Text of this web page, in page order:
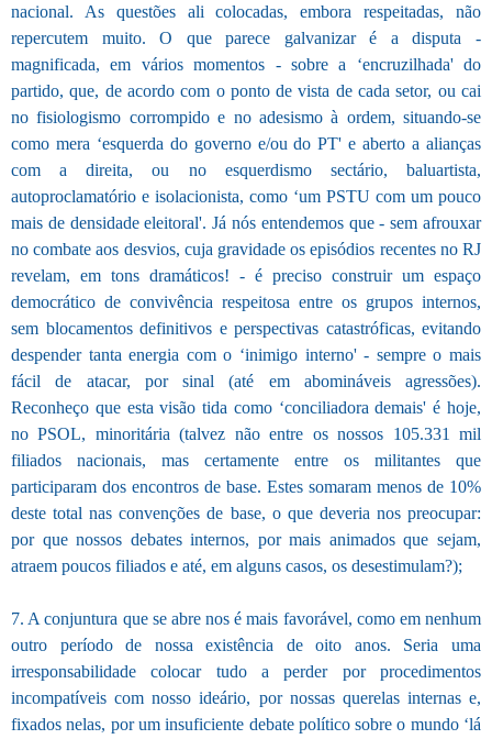
nacional. As questões ali colocadas, embora respeitadas, não
repercutem muito. O que parece galvanizar é a disputa -
magnificada, em vários momentos - sobre a ‘encruzilhada' do
partido, que, de acordo com o ponto de vista de cada setor, ou cai
no fisiologismo corrompido e no adesismo à ordem, situando-se
como mera ‘esquerda do governo e/ou do PT' e aberto a alianças
com a direita, ou no esquerdismo sectário, baluartista,
autoproclamatório e isolacionista, como ‘um PSTU com um pouco
mais de densidade eleitoral'. Já nós entendemos que - sem afrouxar
no combate aos desvios, cuja gravidade os episódios recentes no RJ
revelam, em tons dramáticos! - é preciso construir um espaço
democrático de convivência respeitosa entre os grupos internos,
sem blocamentos definitivos e perspectivas catastróficas, evitando
despender tanta energia com o ‘inimigo interno' - sempre o mais
fácil de atacar, por sinal (até em abomináveis agressões).
Reconheço que esta visão tida como ‘conciliadora demais' é hoje,
no PSOL, minoritária (talvez não entre os nossos 105.331 mil
filiados nacionais, mas certamente entre os militantes que
participaram dos encontros de base. Estes somaram menos de 10%
deste total nas convenções de base, o que deveria nos preocupar:
por que nossos debates internos, por mais animados que sejam,
atraem poucos filiados e até, em alguns casos, os desestimulam?);
7. A conjuntura que se abre nos é mais favorável, como em nenhum
outro período de nossa existência de oito anos. Seria uma
irresponsabilidade colocar tudo a perder por procedimentos
incompatíveis com nosso ideário, por nossas querelas internas e,
fixados nelas, por um insuficiente debate político sobre o mundo ‘lá